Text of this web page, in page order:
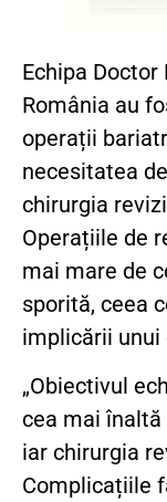
Echipa
România au
operații
necesitatea
chirurgia
Operațiile de
mai mare de
sporită, ceea
implicării
„Obiectivul
cea mai
iar chirurgia
Complicațiile